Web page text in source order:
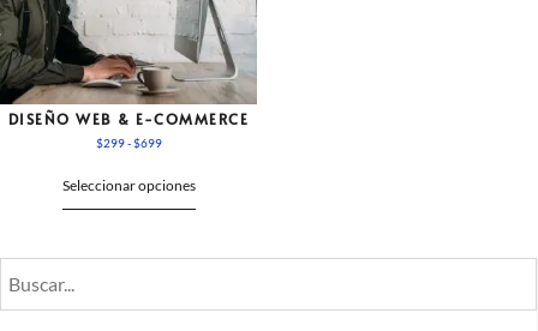
DISEÑO WEB & E-COMMERCE
$299 - $699
Seleccionar opciones